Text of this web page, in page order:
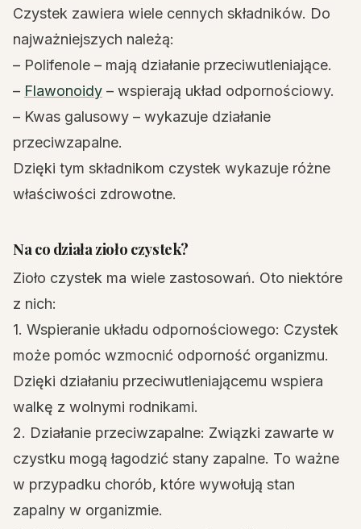
Czystek zawiera wiele cennych składników. Do
najważniejszych należą:
– Polifenole – mają działanie przeciwutleniające.
– Flawonoidy – wspierają układ odpornościowy.
– Kwas galusowy – wykazuje działanie
przeciwzapalne.
Dzięki tym składnikom czystek wykazuje różne
właściwości zdrowotne.
Na co działa zioło czystek?
Zioło czystek ma wiele zastosowań. Oto niektóre
z nich:
1. Wspieranie układu odpornościowego: Czystek
może pomóc wzmocnić odporność organizmu.
Dzięki działaniu przeciwutleniającemu wspiera
walkę z wolnymi rodnikami.
2. Działanie przeciwzapalne: Związki zawarte w
czystku mogą łagodzić stany zapalne. To ważne
w przypadku chorób, które wywołują stan
zapalny w organizmie.